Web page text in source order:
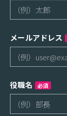
メールアドレス
役職名 必須